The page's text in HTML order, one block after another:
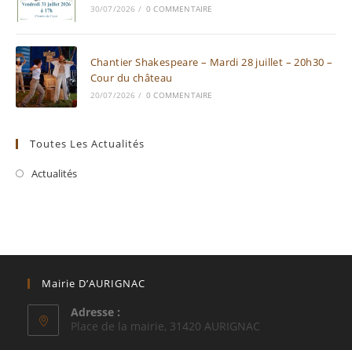
30/07/2026 / 0 COMMENTAIRE
Chantier Shakespeare – Mardi 28 juillet – 20h30 –
Cour du château
20/07/2026 / 0 COMMENTAIRE
Toutes Les Actualités
Actualités
Mairie D’AURIGNAC
Adresse :
Place de la mairie, 31420 AURIGNAC